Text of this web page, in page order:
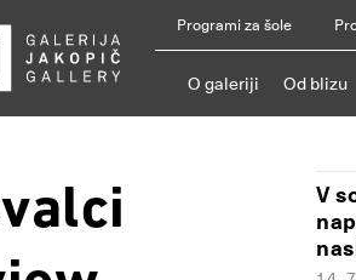
Programi za šole
O galeriji Od blizu
V